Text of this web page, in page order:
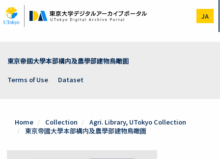
to
main
JA
東京帝國大學本部構内及農學部建物鳥瞰圖
Terms of Use
Dataset
Home Collection
Agri. Library, UTokyo Collection
東京帝國大學本部構内及農學部建物鳥瞰圖